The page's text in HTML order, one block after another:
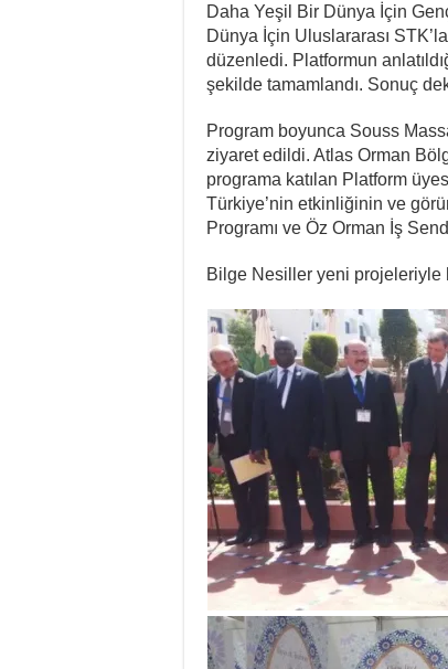
Daha Yeşil Bir Dünya İçin
Dünya İçin Uluslararası
düzenledi. Platformun
şekilde tamamlandı. Sonuç
Program boyunca Souss
ziyaret edildi. Atlas Orman
programa katılan Platform
Türkiye’nin etkinliğinin ve
Programı ve Öz Orman İş
Bilge Nesiller yeni projeleriyle